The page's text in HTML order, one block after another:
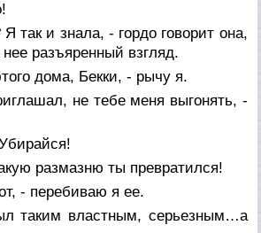
так и знала, - гордо говорит она,
разъяренный взгляд.
дома, Бекки, - рычу я.
не тебе меня выгонять, -
размазню ты превратился!
- перебиваю я ее.
таким властным, серьезным…а